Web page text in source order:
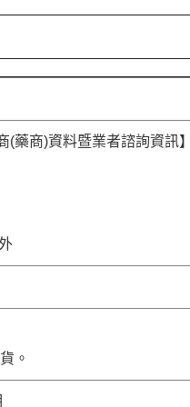
藥商)資料暨業者諮詢資訊】
。